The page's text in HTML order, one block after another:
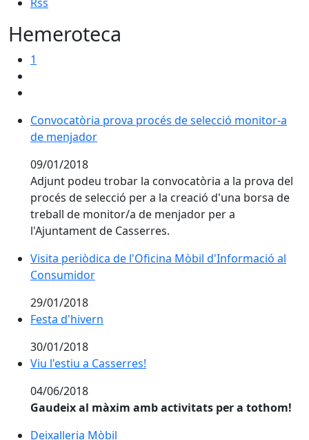
Hemeroteca
1
Convocatòria prova procés de selecció monitor-a de
Convocatòria prova procés de selecció monitor-a
de menjador
09/01/2018
Adjunt podeu trobar la convocatòria a la prova del
procés de selecció per a la creació d'una borsa de
treball de monitor/a de menjador per a
l'Ajuntament de Casserres.
Visita periòdica de l'Oficina Mòbil d'Informació al
Consumidor
29/01/2018
Festa d'hivern
Festa d'hivern
30/01/2018
Viu l'estiu a Casserres!
Viu l'estiu a Casserres!
04/06/2018
Gaudeix al màxim amb activitats per a tothom!
Deixalleria Mòbil